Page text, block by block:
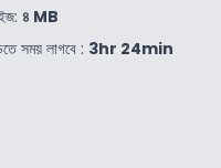
৪ MB
সময় লাগবে : 3hr 24min